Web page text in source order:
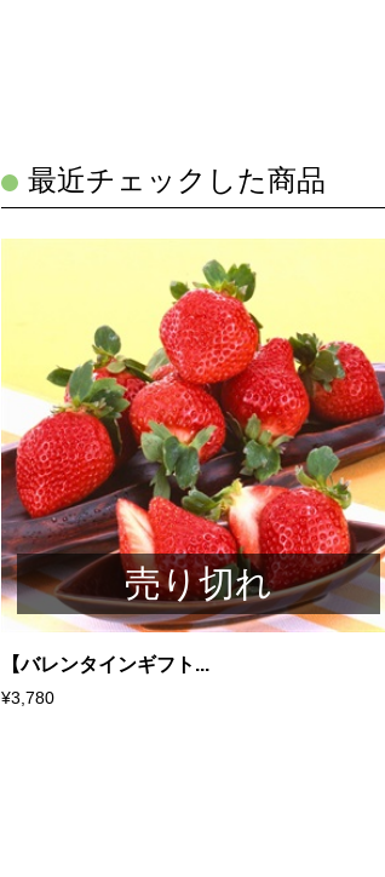
最近チェックした商品
売り切れ
【バレンタインギフト...
¥3,780